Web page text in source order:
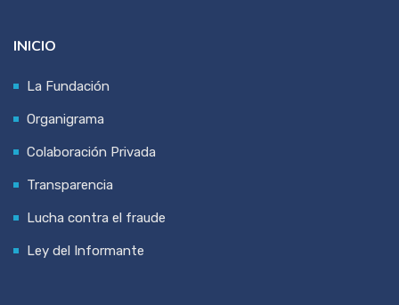
INICIO
La Fundación
Organigrama
Colaboración Privada
Transparencia
Lucha contra el fraude
Ley del Informante